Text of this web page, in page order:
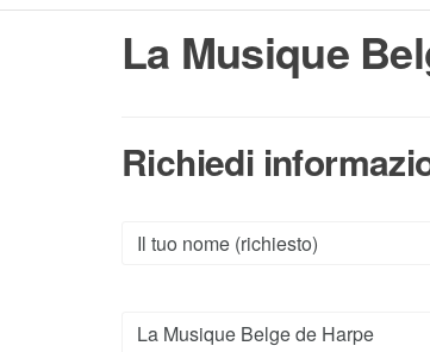
La Musique
Richiedi